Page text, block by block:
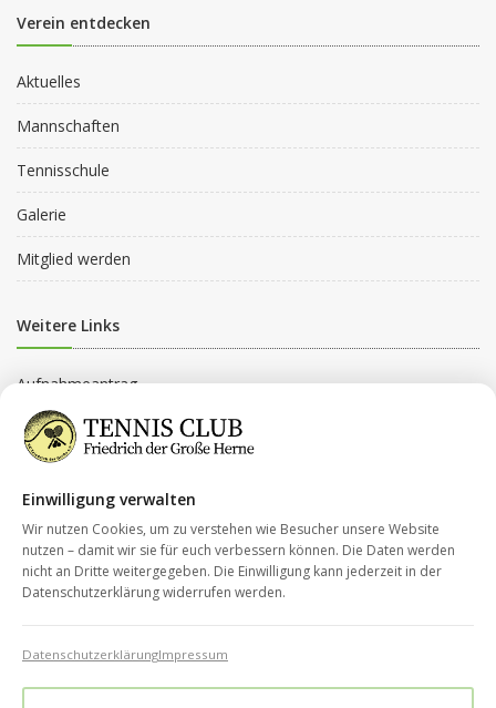
Verein entdecken
Aktuelles
Mannschaften
Tennisschule
Galerie
Mitglied werden
Weitere Links
Aufnahmeantrag
Beitragsordnung
Kontakt
info@tc-fdg-herne.de
Einwilligung verwalten
Wir nutzen Cookies, um zu verstehen wie Besucher unsere Website
nutzen – damit wir sie für euch verbessern können. Die Daten werden
nicht an Dritte weitergegeben. Die Einwilligung kann jederzeit in der
Datenschutzerklärung widerrufen werden.
DatenschutzerklärungImpressum